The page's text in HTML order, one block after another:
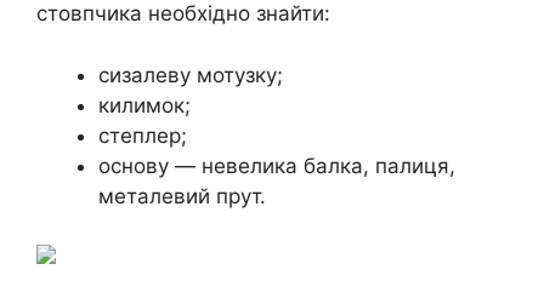
стовпчика необхідно знайти:
сизалеву мотузку;
килимок;
степлер;
основу — невелика балка, палиця,
металевий прут.